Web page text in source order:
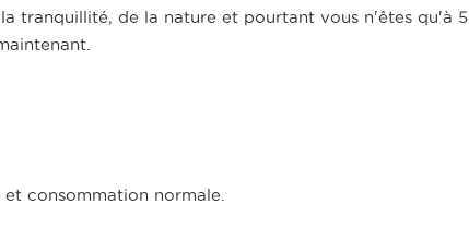
tranquillité, de la nature et pourtant vous n'êtes qu'à 5
consommation normale.